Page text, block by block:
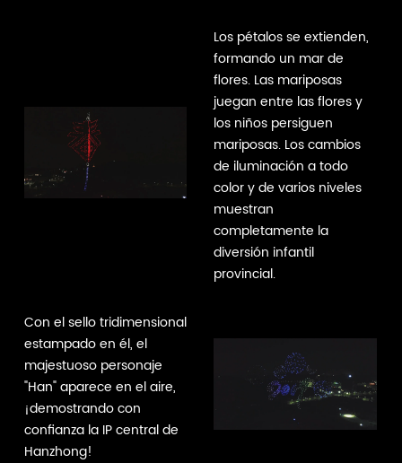
Los pétalos se extienden,
formando un mar de
flores. Las mariposas
juegan entre las flores y
los niños persiguen
mariposas. Los cambios
de iluminación a todo
color y de varios niveles
muestran
completamente la
diversión infantil
provincial.
Con el sello tridimensional
estampado en él, el
majestuoso personaje
"Han" aparece en el aire,
¡demostrando con
confianza la IP central de
Hanzhong!